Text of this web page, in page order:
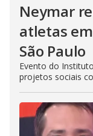
Neymar
atletas
São Paulo
Evento do
projetos sociais